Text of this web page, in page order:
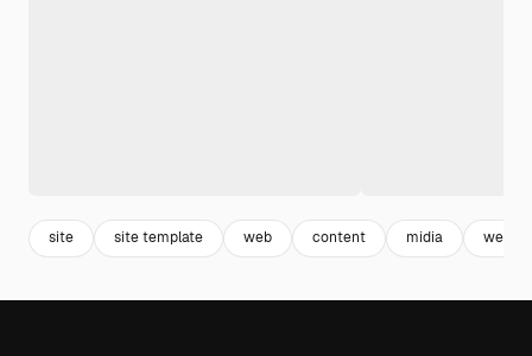
site site template web content midia